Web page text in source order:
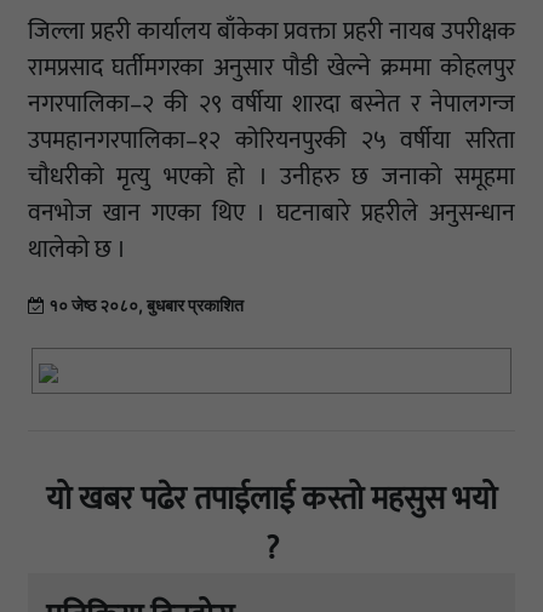
जिल्ला प्रहरी कार्यालय बाँकेका प्रवक्ता प्रहरी नायब उपरीक्षक
रामप्रसाद घर्तीमगरका अनुसार पौडी खेल्ने क्रममा कोहलपुर
नगरपालिका–२ की २९ वर्षीया शारदा बस्नेत र नेपालगन्ज
उपमहानगरपालिका–१२ कोरियनपुरकी २५ वर्षीया सरिता
चौधरीको मृत्यु भएको हो । उनीहरु छ जनाको समूहमा
वनभोज खान गएका थिए । घटनाबारे प्रहरीले अनुसन्धान
थालेको छ ।
१० जेष्ठ २०८०, बुधबार प्रकाशित
यो खबर पढेर तपाईलाई कस्तो महसुस भयो
?